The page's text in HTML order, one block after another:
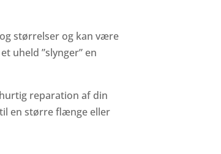
størrelser og kan være
uheld ”slynger” en
reparation af din
en større flænge eller